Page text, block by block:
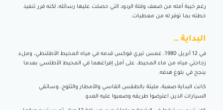
رغم خيبة أمله من ضعف وقلة الردود التي حصلت عليها رسائله، لكنه قرر تنفيذ
خطته بما توفر له من معطيات.
البداية …
في 12 أبريل 1980، غمس تيري فوكس قدمه في مياه المحيط الأطلنطي، وملء
زجاجتي مياه من ماء المحيط، على أمل إفراغهما في المحيط الأطلسي بعدما
ينجح في بلوغ هدفه.
كانت البداية صعبة، مليئة بالطقس القاسي والأمطار والثلوج، وسائقي
السيارات الذين اعترضوا طريقه وصعبوا عليه العدو.